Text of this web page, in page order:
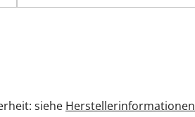
siehe Herstellerinformationen